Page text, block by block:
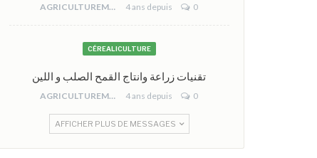
AGRICULTUREMONO 4 ans depuis 0
CÉREALICULTURE
تقنيات زراعة وانتاج القمح الصلب و اللين
AGRICULTUREMONO 4 ans depuis 0
AFFICHER PLUS DE MESSAGES